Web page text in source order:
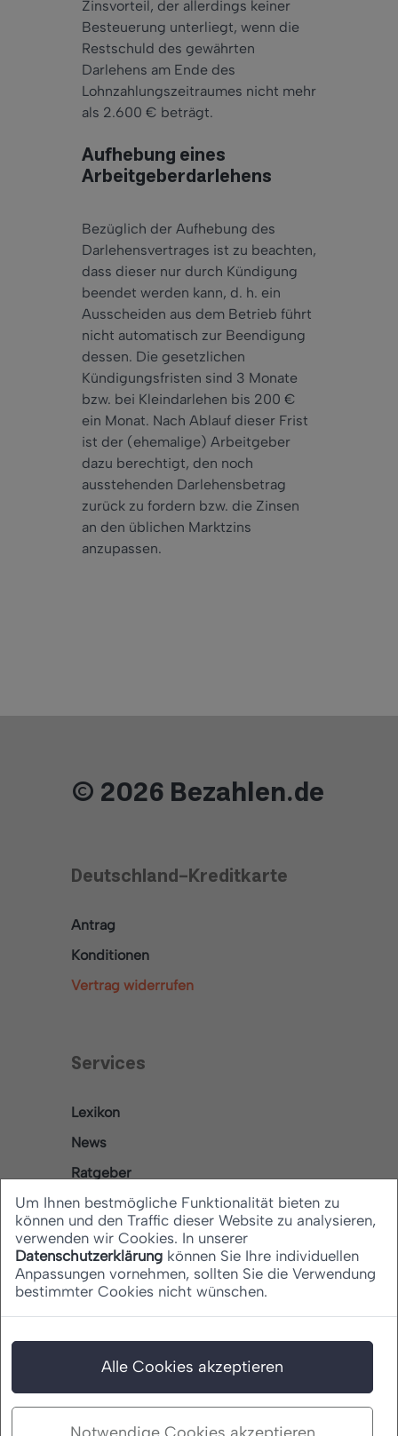
Zinsvorteil, der allerdings keiner
Besteuerung unterliegt, wenn die
Restschuld des gewährten
Darlehens am Ende des
Lohnzahlungszeitraumes nicht mehr
als 2.600 € beträgt.
Aufhebung eines
Arbeitgeberdarlehens
Bezüglich der Aufhebung des
Darlehensvertrages ist zu beachten,
dass dieser nur durch Kündigung
beendet werden kann, d. h. ein
Ausscheiden aus dem Betrieb führt
nicht automatisch zur Beendigung
dessen. Die gesetzlichen
Kündigungsfristen sind 3 Monate
bzw. bei Kleindarlehen bis 200 €
ein Monat. Nach Ablauf dieser Frist
ist der (ehemalige) Arbeitgeber
dazu berechtigt, den noch
ausstehenden Darlehensbetrag
zurück zu fordern bzw. die Zinsen
an den üblichen Marktzins
anzupassen.
© 2026 Bezahlen.de
Deutschland-Kreditkarte
Antrag
Konditionen
Vertrag widerrufen
Services
Lexikon
News
Ratgeber
Rechtliches
Datenschutz
Impressum
Um Ihnen bestmögliche Funktionalität bieten zu
können und den Traffic dieser Website zu analysieren,
verwenden wir Cookies. In unserer
Datenschutzerklärung können Sie Ihre individuellen
Anpassungen vornehmen, sollten Sie die Verwendung
bestimmter Cookies nicht wünschen.
Alle Cookies akzeptieren